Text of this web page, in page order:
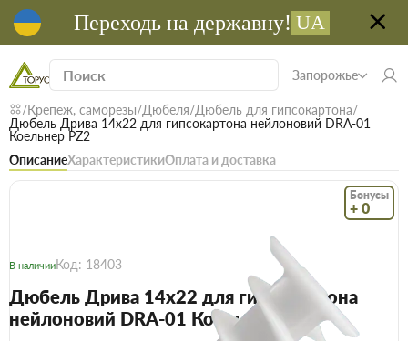
Переходь на державну! UA
Запорожье
Крепеж, саморезы Дюбеля Дюбель для гипсокартона
Дюбель Дрива 14х22 для гипсокартона нейлоновий DRA-01
Коельнер PZ2
ОписаниеХарактеристикиОплата и доставка
Бонусы
+ 0
В наличииКод: 18403
Дюбель Дрива 14х22 для гипсокартона
нейлоновий DRA-01 Коельнер PZ2